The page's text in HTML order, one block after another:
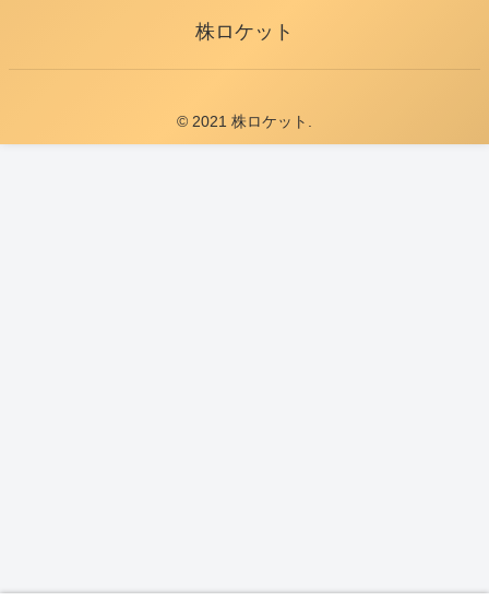
株ロケット
© 2021 株ロケット.